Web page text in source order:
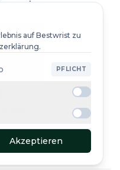
ansehen
auf Bestwrist zu
PFLICHT
Akzeptieren